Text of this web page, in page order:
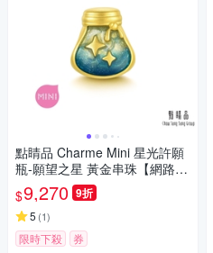
點睛品 Charme Mini 星光許願
瓶-願望之星 黃金串珠【網路獨
家款】
$9,270 9折
5 (1)
限時下殺 券